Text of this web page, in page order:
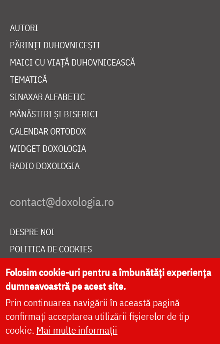
AUTORI
PĂRINȚI DUHOVNICEȘTI
MAICI CU VIAȚĂ DUHOVNICEASCĂ
TEMATICĂ
SINAXAR ALFABETIC
MĂNĂSTIRI ȘI BISERICI
CALENDAR ORTODOX
WIDGET DOXOLOGIA
RADIO DOXOLOGIA
DESPRE NOI
POLITICA DE COOKIES
DONEAZĂ ONLINE PENTRU CATEDRALA NAȚIONALĂ
LIVE
Folosim cookie-uri pentru a îmbunătăți experiența
dumneavoastră pe acest site.
Prin continuarea navigării în această pagină
confirmați acceptarea utilizării fișierelor de tip
cookie. Mai multe informații